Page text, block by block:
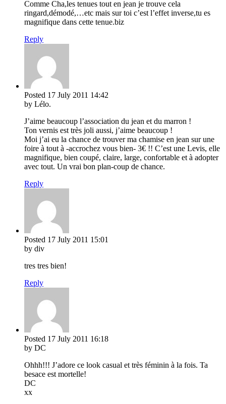
Comme Cha,les tenues tout en jean je trouve cela
ringard,démodé,…etc mais sur toi c’est l’effet inverse,tu es
magnifique dans cette tenue.biz
Reply
Posted 17 July 2011 14:42
by Lélo.
J’aime beaucoup l’association du jean et du marron !
Ton vernis est très joli aussi, j’aime beaucoup !
Moi j’ai eu la chance de trouver ma chamise en jean sur une
foire à tout à -accrochez vous bien- 3€ !! C’est une Levis, elle
magnifique, bien coupé, claire, large, confortable et à adopter
avec tout. Un vrai bon plan-coup de chance.
Reply
Posted 17 July 2011 15:01
by div
tres tres bien!
Reply
Posted 17 July 2011 16:18
by DC
Ohhh!!! J’adore ce look casual et très féminin à la fois. Ta
besace est mortelle!
DC
xx